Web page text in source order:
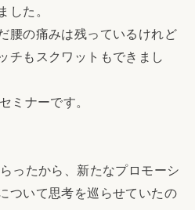
した。
腰の痛みは残っているけれど
チもスクワットもできまし
ミナーです。
ったから、新たなプロモーシ
ついて思考を巡らせていたの